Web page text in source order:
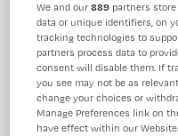
verpleegkundige
functie en werkgever u
direct op uw nieuwe
alsJobAlert ontvangen
JobAlert instellen
We and our889 partners
data or unique identifiers, on
tracking technologies to
partners process data to
consent will disable them. If
you see may not be as
change your choices or
Manage Preferences link on
have effect within our